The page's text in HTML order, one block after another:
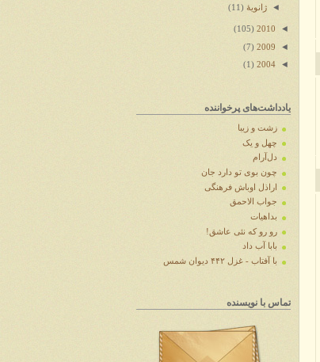
◄ ژانویهٔ (11)
◄
2010
(105)
◄
2009
(7)
◄
2004
(1)
یادداشت‌های پرخواننده
زشت و زیبا
چهل و یک
دل‌آرام
چون بوی تو دارد جان
اراذل اوباش فرهنگی
جواب الاحمق
بداهیات
رو رو که نئی عاشق!
بابا آب داد
با آفتاب - غزل ۴۴۲ دیوان شمس
تماس با نویسنده